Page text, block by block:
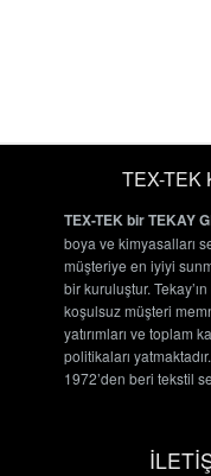
TEX-TEK
TEX-TEK bir TEKAY
boya ve kimyasalları
müşteriye en iyiyi
bir kuruluştur.
koşulsuz müşteri
yatırımları ve toplam
politikaları
1972’den beri tekstil